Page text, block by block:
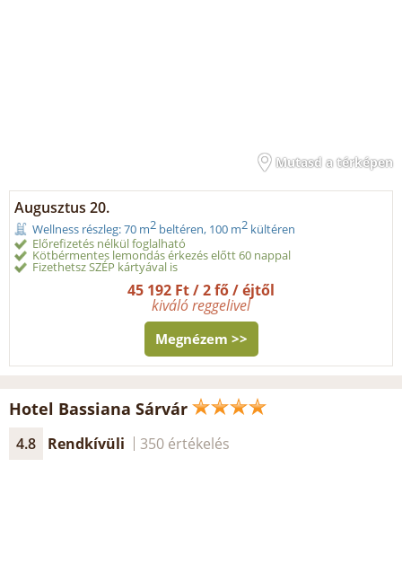
Mutasd a térképen
Augusztus 20.
Wellness részleg: 70 m2 beltéren, 100 m2 kültéren
Előrefizetés nélkül foglalható
Kötbérmentes lemondás érkezés előtt 60 nappal
Fizethetsz SZÉP kártyával is
45 192 Ft / 2 fő / éjtől
kiváló reggelivel
Megnézem >>
Hotel Bassiana Sárvár
4.8 Rendkívüli 350 értékelés